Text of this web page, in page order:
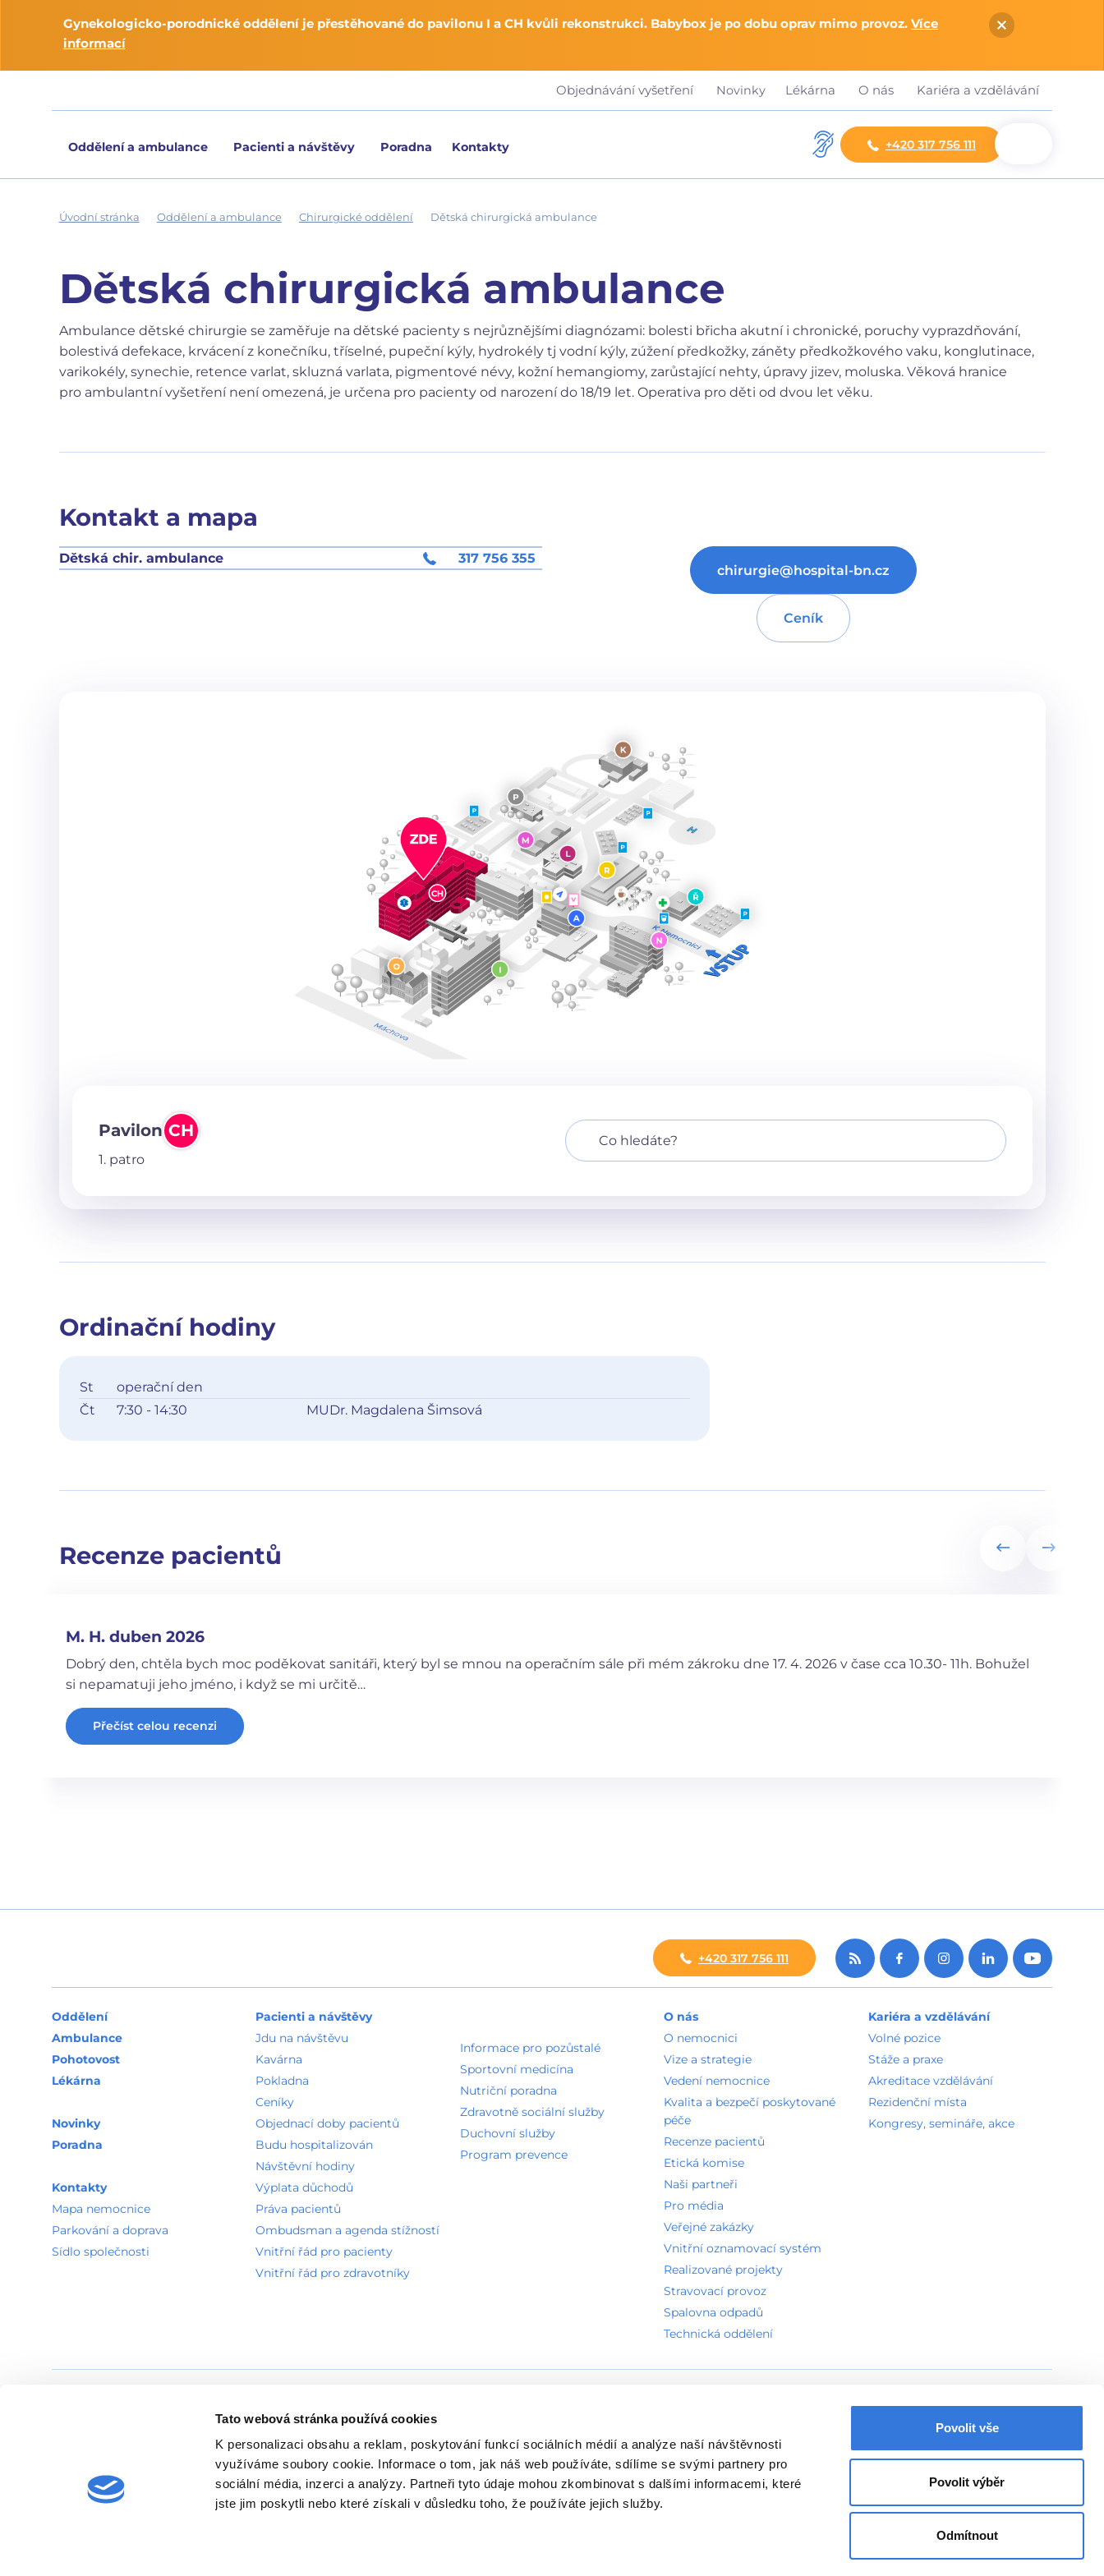
Tato webová stránka používá cookies
K personalizaci obsahu a reklam, poskytování funkcí sociálních médií a analýze naší návštěvnosti
využíváme soubory cookie. Informace o tom, jak náš web používáte, sdílíme se svými partnery pro
sociální média, inzerci a analýzy. Partneři tyto údaje mohou zkombinovat s dalšími informacemi, které
jste jim poskytli nebo které získali v důsledku toho, že používáte jejich služby.
Povolit vše
Povolit výběr
Odmítnout
Gynekologicko-porodnické oddělení je přestěhované do pavilonu I a CH kvůli rekonstrukci. Babybox je po dobu oprav mimo provoz. Více
informací
Objednávání vyšetření Novinky Lékárna O nás Kariéra a vzdělávání
Oddělení a ambulance Pacienti a návštěvy Poradna Kontakty +420 317 756 111
Úvodní stránka Oddělení a ambulance Chirurgické oddělení Dětská chirurgická ambulance
Dětská chirurgická ambulance
Ambulance dětské chirurgie se zaměřuje na dětské pacienty s nejrůznějšími diagnózami: bolesti břicha akutní i chronické, poruchy vyprazdňování,
bolestivá defekace, krvácení z konečníku, tříselné, pupeční kýly, hydrokély tj vodní kýly, zúžení předkožky, záněty předkožkového vaku, konglutinace,
varikokély, synechie, retence varlat, skluzná varlata, pigmentové névy, kožní hemangiomy, zarůstající nehty, úpravy jizev, moluska. Věková hranice
pro ambulantní vyšetření není omezená, je určena pro pacienty od narození do 18/19 let. Operativa pro děti od dvou let věku.
Kontakt a mapa
Dětská chir. ambulance 317 756 355
chirurgie@hospital-bn.cz
Ceník
Pavilon CH
1. patro
Ordinační hodiny
St
operační den
Čt
7:30 - 14:30 MUDr. Magdalena Šimsová
Recenze pacientů
M. H. duben 2026
Dobrý den, chtěla bych moc poděkovat sanitáři, který byl se mnou na operačním sále při mém zákroku dne 17. 4. 2026 v čase cca 10.30- 11h. Bohužel
si nepamatuji jeho jméno, i když se mi určitě…
Přečíst celou recenzi
+420 317 756 111
Oddělení
Ambulance
Pohotovost
Lékárna
Novinky
Poradna
Kontakty
Mapa nemocnice
Parkování a doprava
Sídlo společnosti
Pacienti a návštěvy
Jdu na návštěvu
Kavárna
Pokladna
Ceníky
Objednací doby pacientů
Budu hospitalizován
Návštěvní hodiny
Výplata důchodů
Práva pacientů
Ombudsman a agenda stížností
Vnitřní řád pro pacienty
Vnitřní řád pro zdravotníky
Informace pro pozůstalé
Sportovní medicína
Nutriční poradna
Zdravotně sociální služby
Duchovní služby
Program prevence
O nás
O nemocnici
Vize a strategie
Vedení nemocnice
Kvalita a bezpečí poskytované
péče
Recenze pacientů
Etická komise
Naši partneři
Pro média
Veřejné zakázky
Vnitřní oznamovací systém
Realizované projekty
Stravovací provoz
Spalovna odpadů
Technická oddělení
Kariéra a vzdělávání
Volné pozice
Stáže a praxe
Akreditace vzdělávání
Rezidenční místa
Kongresy, semináře, akce